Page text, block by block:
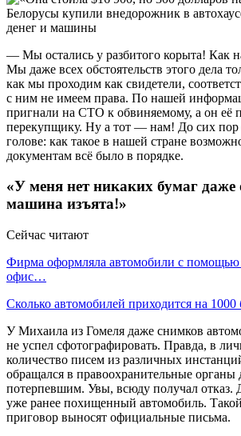
— Мы остались у разбитого корыта! Как
Мы даже всех обстоятельств этого дела
как мы проходим как свидетели,
с ним не имеем права. По нашей
пригнали на СТО к обвиняемому, а он её
перекупщику. Ну а тот — нам! До сих пор
голове: как такое в нашей стране
документам всё было в порядке.
«У меня нет никаких бумаг даже
машина изъята!»
Сейчас читают
Фирма оформляла автомобили с
офис…
Сколько автомобилей приходится на 1000
У Михаила из Гомеля даже снимков
не успел сфотографировать. Правда, в
количество писем из различных
обращался в правоохранительные органы
потерпевшим. Увы, всюду получал отказ.
уже ранее похищенный автомобиль.
приговор выносят официальные письма.